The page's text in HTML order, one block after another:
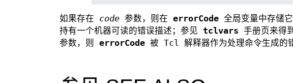
如果存在 code 参数，则在 errorCode 全局变量中存储
持有一个机器可读的错误描述；参见 tclvars 手册页来得
参数，则 errorCode 被 Tcl 解释器作为处理命令生成的错